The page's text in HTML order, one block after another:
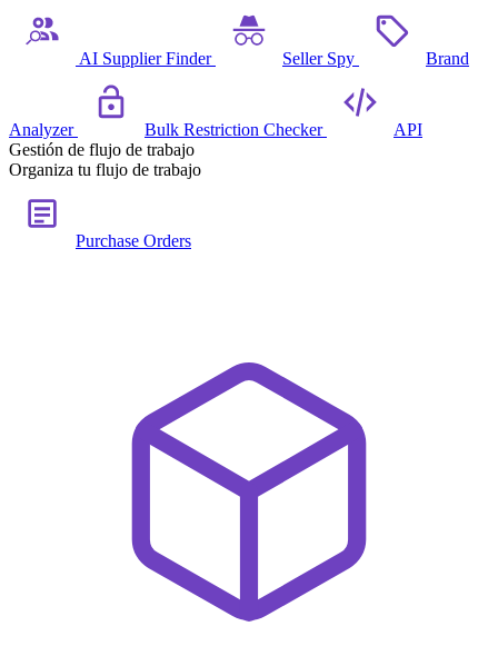
AI Supplier Finder Seller Spy Brand
Analyzer Bulk Restriction Checker
API
Gestión de flujo de trabajo
Organiza tu flujo de trabajo
Purchase Orders